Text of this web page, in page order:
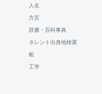
人名
方言
辞書・百科事典
タレント出身地検索
船
工学